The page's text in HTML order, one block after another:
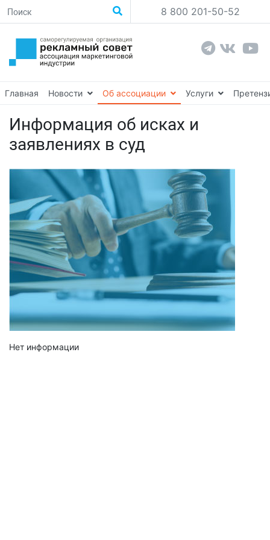
8 800 201-50-52
Главная Новости Об ассоциации Услуги
Информация об исках и
заявлениях в суд
Нет информации